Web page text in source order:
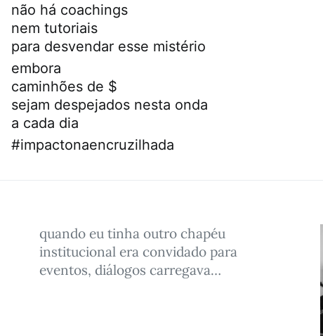
não há coachings
nem tutoriais
para desvendar esse mistério
embora
caminhões de $
sejam despejados nesta onda
a cada dia
#impactonaencruzilhada
quando eu tinha outro chapéu
institucional era convidado para
eventos, diálogos carregava…